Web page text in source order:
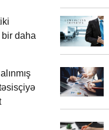
daha